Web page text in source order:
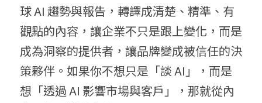
球 AI 趨勢與報告，轉譯成清楚、精準、有
觀點的內容，讓企業不只是跟上變化，而是
成為洞察的提供者，讓品牌變成被信任的決
策夥伴。如果你不想只是「談 AI」，而是
想「透過 AI 影響市場與客戶」，那就從內